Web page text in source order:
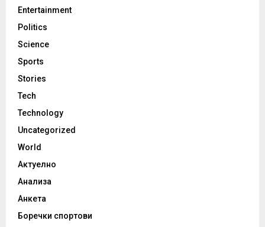
Entertainment
Politics
Science
Sports
Stories
Tech
Technology
Uncategorized
World
Актуелно
Анализа
Анкета
Боречки спортови